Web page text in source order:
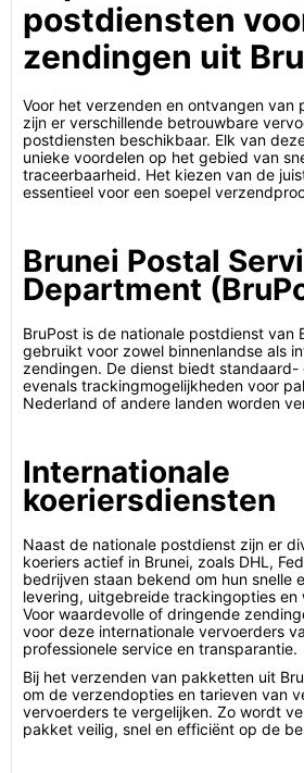
postdiensten
zendingen uit
Voor het verzenden en ontvangen van
zijn er verschillende betrouwbare
postdiensten beschikbaar. Elk van
unieke voordelen op het gebied van
traceerbaarheid. Het kiezen van de
essentieel voor een soepel
Brunei Postal
Department
BruPost is de nationale postdienst van
gebruikt voor zowel binnenlandse als
zendingen. De dienst biedt standaard-
evenals trackingmogelijkheden voor
Nederland of andere landen worden
Internationale
koeriersdiensten
Naast de nationale postdienst zijn er
koeriers actief in Brunei, zoals DHL,
bedrijven staan bekend om hun snelle
levering, uitgebreide trackingopties en
Voor waardevolle of dringende
voor deze internationale vervoerders
professionele service en transparantie.
Bij het verzenden van pakketten uit
om de verzendopties en tarieven van
vervoerders te vergelijken. Zo wordt
pakket veilig, snel en efficiënt op de